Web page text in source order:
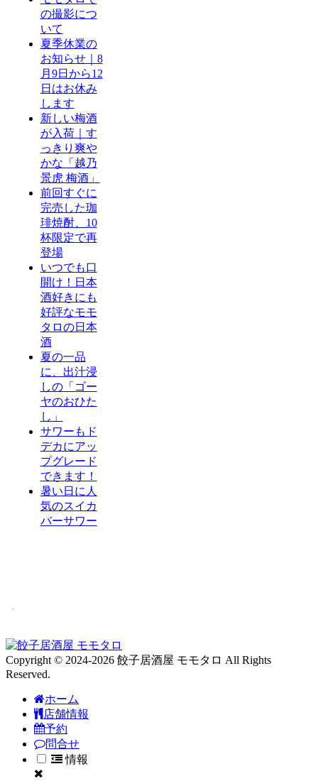
の撮影につ
いて
夏季休業の
お知らせ｜8
月9日から12
日はお休み
します
新しい梅酒
が入荷｜す
っきり爽や
かな「越乃
景虎 梅酒」
前回すぐに
完売した珈
琲焼酎、10
杯限定で再
登場
いつでも口
開け！日本
酒好きにも
好評なモモ
タロの日本
酒
夏の一品
に、出汁浸
しの「ゴー
ヤのおひた
し」
サワーもド
デカにアッ
プグレード
できます！
暑い日に人
気のスイカ
バーサワー
Copyright © 2024-2026 餃子居酒屋 モモタロ All Rights
Reserved.
ホーム
店舗情報
予約
問合せ
情報